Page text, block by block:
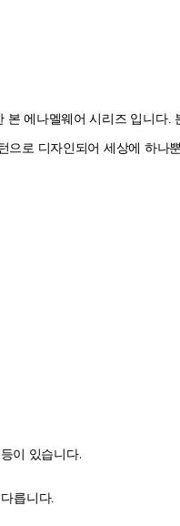
에나멜웨어 시리즈 입니다.
으로 디자인되어 세상에 하나
이 있습니다.
릅니다.